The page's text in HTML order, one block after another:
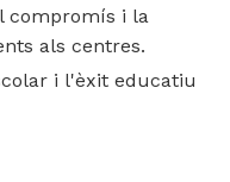
compromís i la
als centres.
i l'èxit educatiu